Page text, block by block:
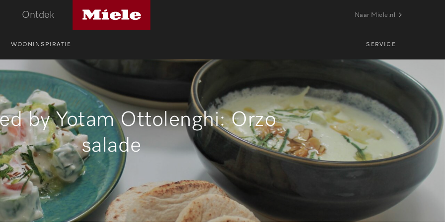
Ontdek
logo
Naar Miele.nl
WOONINSPIRATIE SERVICE
by Yotam Ottolenghi: Orzo
salade